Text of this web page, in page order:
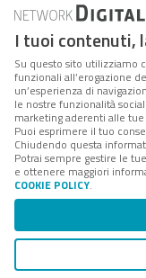
PER SUP. TEMPO
voluta utilizzare per il
Concorso pubblico, per
ed indeterminato, di cui
Area Informatica, nel
L’ Art. 3 – Presentazione
partecipazione tramite
Sul sito della regione
■protocollo-
■protocollo-
■protocollo-
■protocollo-economico-
Ho preparato la
stata ACCETTATE DAL
I tuoi contenuti,
Su questo sito utilizziamo
funzionali all’erogazione
un’esperienza di
le nostre funzionalità
marketing aderenti alle
Puoi esprimere il tuo
Chiudendo questa
Potrai sempre gestire le
e ottenere maggiori
COOKIE POLICY.